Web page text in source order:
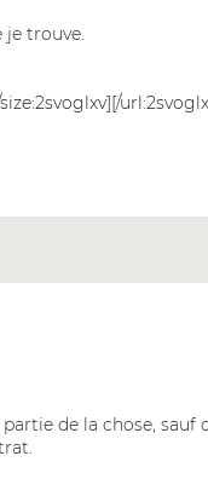
je trouve.
de la chose,